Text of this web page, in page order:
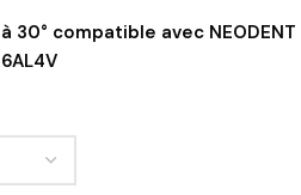
30° compatible avec NEODENT